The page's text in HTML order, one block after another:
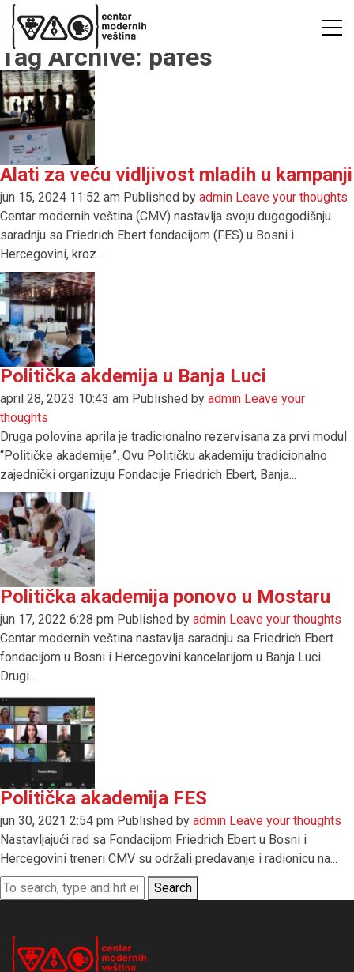
Tag Archive: pafes
Alati za veću vidljivost mladih u kampanji
jun 15, 2024 11:52 am Published by admin Leave your thoughts
Centar modernih veština (CMV) nastavlja svoju dugogodišnju
saradnju sa Friedrich Ebert fondacijom (FES) u Bosni i
Hercegovini, kroz...
Politička akdemija u Banja Luci
april 28, 2023 10:43 am Published by admin Leave your
thoughts
Druga polovina aprila je tradicionalno rezervisana za prvi modul
“Političke akademije”. Ovu Političku akademiju tradicionalno
zajednički organizuju Fondacije Friedrich Ebert, Banja...
Politička akademija ponovo u Mostaru
jun 17, 2022 6:28 pm Published by admin Leave your thoughts
Centar modernih veština nastavlja saradnju sa Friedrich Ebert
fondacijom u Bosni i Hercegovini kancelarijom u Banja Luci.
Drugi...
Politička akademija FES
jun 30, 2021 2:54 pm Published by admin Leave your thoughts
Nastavljajući rad sa Fondacijom Friedrich Ebert u Bosni i
Hercegovini treneri CMV su održali predavanje i radionicu na...
Search